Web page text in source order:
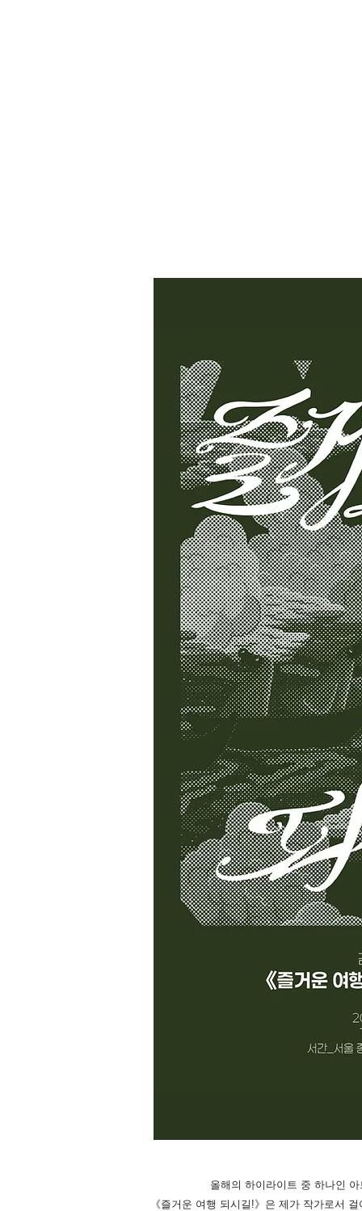
올해의 하이라이트 중 하나인
《즐거운 여행 되시길!》은 제가 작가로서